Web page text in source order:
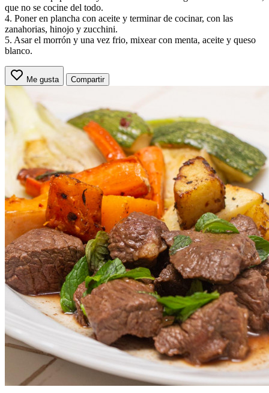
que no se cocine del todo.
4. Poner en plancha con aceite y terminar de cocinar, con las
zanahorias, hinojo y zucchini.
5. Asar el morrón y una vez frio, mixear con menta, aceite y queso
blanco.
Me gusta Compartir